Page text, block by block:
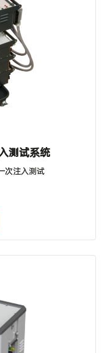
测试系统
次注入测试